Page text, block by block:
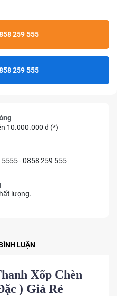
259 555
259 555
10.000.000 đ (*)
- 0858 259 555
lượng.
LUẬN
Xốp Chèn
) Giá Rẻ